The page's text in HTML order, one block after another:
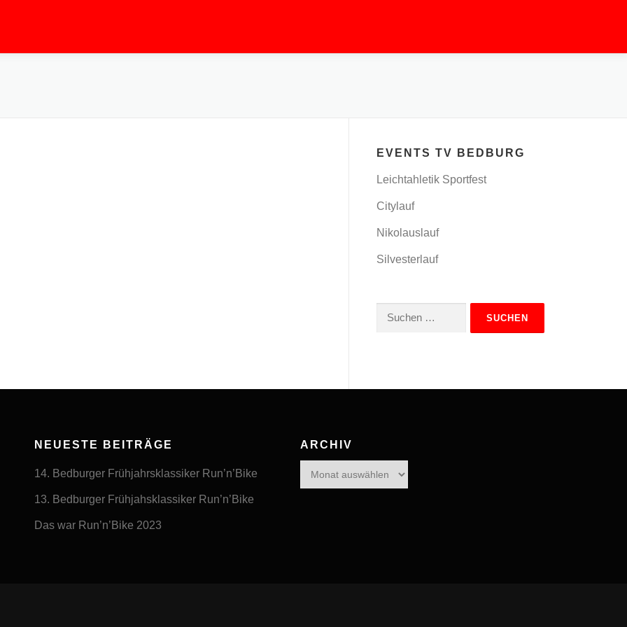
EVENTS TV BEDBURG
Leichtahletik Sportfest
Citylauf
Nikolauslauf
Silvesterlauf
Suchen
NEUESTE BEITRÄGE
14. Bedburger Frühjahrsklassiker Run’n’Bike
13. Bedburger Frühjahsklassiker Run’n’Bike
Das war Run’n’Bike 2023
ARCHIV